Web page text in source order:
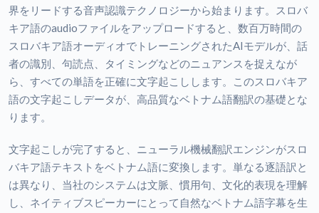
界をリードする音声認識テクノロジーから始まります。スロバ
キア語のaudioファイルをアップロードすると、数百万時間の
スロバキア語オーディオでトレーニングされたAIモデルが、話
者の識別、句読点、タイミングなどのニュアンスを捉えなが
ら、すべての単語を正確に文字起こしします。このスロバキア
語の文字起こしデータが、高品質なベトナム語翻訳の基礎とな
ります。
文字起こしが完了すると、ニューラル機械翻訳エンジンがスロ
バキア語テキストをベトナム語に変換します。単なる逐語訳と
は異なり、当社のシステムは文脈、慣用句、文化的表現を理解
し、ネイティブスピーカーにとって自然なベトナム語字幕を生